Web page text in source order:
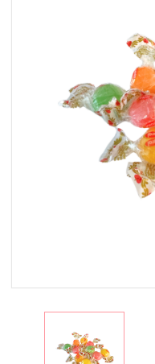
RINKINIAI